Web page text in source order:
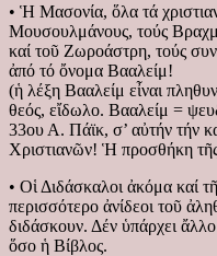
• Ἡ Μασονία, ὅλα τά
Μουσουλμάνους, τούς
καί τοῦ Ζωροάστρη, τούς
ἀπό τό ὄνομα Βααλείμ!
(ἡ λέξη Βααλείμ εἶναι
θεός, εἴδωλο. Βααλείμ =
33ου Α. Πάϊκ, σ’ αὐτήν τήν
Χριστιανῶν! Ἡ προσθήκη τῆς
• Οἱ Διδάσκαλοι ἀκόμα καί
περισσότερο ἀνίδεοι τοῦ
διδάσκουν. Δέν ὑπάρχει
ὅσο ἡ Βίβλος.